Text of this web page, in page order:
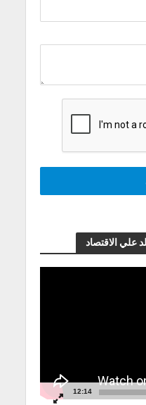
علي الاقتصاد
12:14